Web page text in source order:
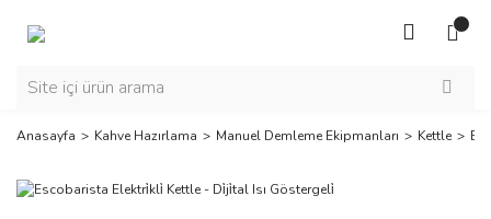
Anasayfa Kahve Hazırlama Manuel Demleme Ekipmanları Kettle